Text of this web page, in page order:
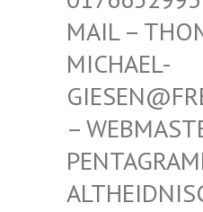
THOMAS-
L-GIESEN
DNISCHER